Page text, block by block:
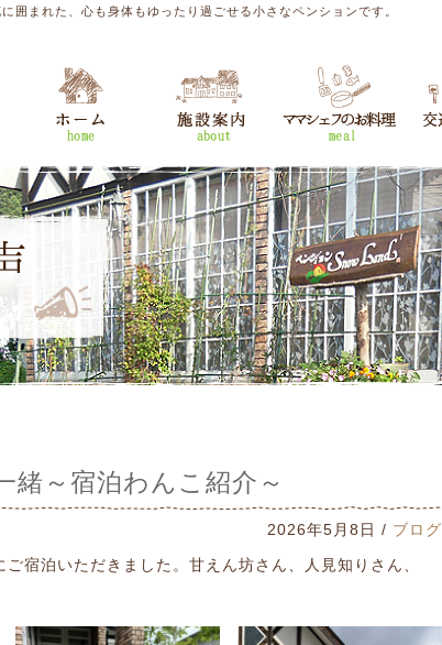
囲まれた、心も身体もゆったり過ごせる小さなペンションです。
緒～宿泊わんこ紹介～
2026年5月8日 / ブログ
宿泊いただきました。甘えん坊さん、人見知りさん、